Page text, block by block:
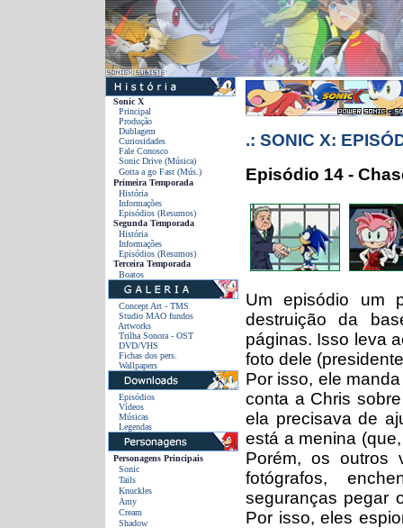
Sonic X
Principal
Produção
Dublagem
Curiosidades
Fale Conosco
Sonic Drive (Música)
Gotta a go Fast (Mús.)
Primeira Temporada
História
Informações
Episódios (Resumos)
Segunda Temporada
História
Informações
Episódios (Resumos)
Terceira Temporada
Boatos
Concept Art - TMS
Studio MAO fundos
Artworks
Trilha Sonora - OST
DVD/VHS
Fichas dos pers.
Wallpapers
Episódios
Vídeos
Músicas
Legendas
Personagens Principais
Sonic
Tails
Knuckles
Amy
Cream
Shadow
.: SONIC X:
Episódio 14 -
Um episódio um
destruição da
páginas. Isso leva
foto dele
Por isso, ele
conta a Chris
ela precisava de
está a menina
Porém, os outros
fotógrafos,
seguranças pegar
Por isso, eles